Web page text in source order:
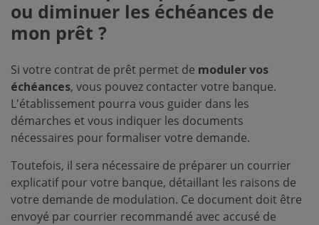
ou diminuer les échéances de
mon prêt ?
Si votre contrat de prêt permet de moduler vos
échéances, vous pouvez contacter votre banque.
L'établissement pourra vous guider dans les
démarches et vous indiquer les documents
nécessaires pour formaliser votre demande.
Toutefois, il sera nécessaire de préparer un courrier
explicatif pour votre banque, détaillant les raisons de
votre demande de modulation. Ce document doit être
envoyé par courrier recommandé avec accusé de